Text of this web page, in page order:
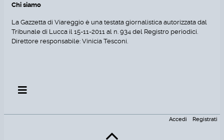
Chi siamo
La Gazzetta di Viareggio è una testata giornalistica autorizzata dal
Tribunale di Lucca il 15-11-2011 al n. 934 del Registro periodici.
Direttore responsabile: Vinicia Tesconi.
Accedi Registrati